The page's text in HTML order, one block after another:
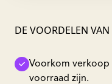
DE VOORDELEN VAN
Voorkom
voorraad zijn.